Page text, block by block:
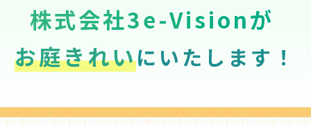
株式会社3e-Visionが
お庭きれいにいたします！